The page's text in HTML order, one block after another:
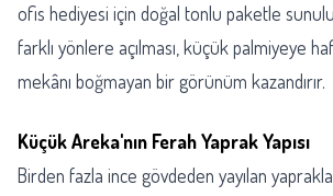
ofis hediyesi için doğal tonlu paketle
farklı yönlere açılması, küçük palmiyeye
mekânı boğmayan bir görünüm kazandırır.
Küçük Areka'nın Ferah Yaprak Yapısı
Birden fazla ince gövdeden yayılan